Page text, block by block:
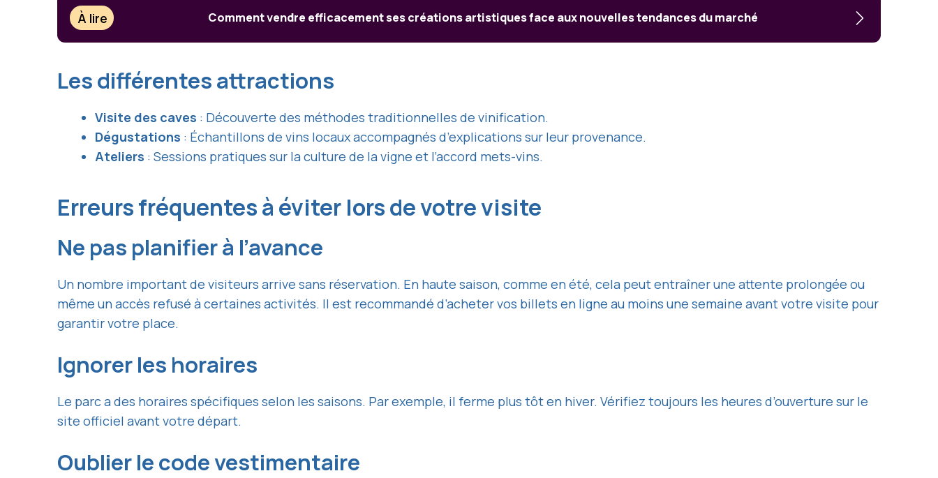
À lire Comment vendre efficacement ses créations artistiques face aux nouvelles tendances du marché
Les différentes attractions
Visite des caves : Découverte des méthodes traditionnelles de vinification.
Dégustations : Échantillons de vins locaux accompagnés d’explications sur leur provenance.
Ateliers : Sessions pratiques sur la culture de la vigne et l’accord mets-vins.
Erreurs fréquentes à éviter lors de votre visite
Ne pas planifier à l’avance
Un nombre important de visiteurs arrive sans réservation. En haute saison, comme en été, cela peut entraîner une attente prolongée ou
même un accès refusé à certaines activités. Il est recommandé d’acheter vos billets en ligne au moins une semaine avant votre visite pour
garantir votre place.
Ignorer les horaires
Le parc a des horaires spécifiques selon les saisons. Par exemple, il ferme plus tôt en hiver. Vérifiez toujours les heures d’ouverture sur le
site officiel avant votre départ.
Oublier le code vestimentaire